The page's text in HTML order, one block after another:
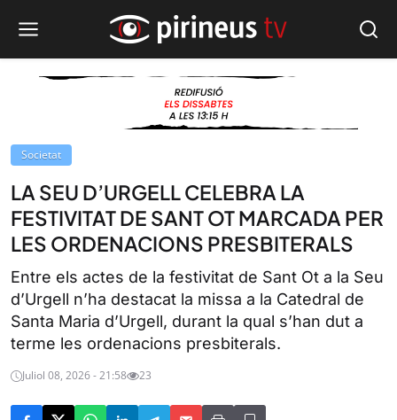
Societat
LA SEU D’URGELL CELEBRA LA
FESTIVITAT DE SANT OT MARCADA PER
LES ORDENACIONS PRESBITERALS
Entre els actes de la festivitat de Sant Ot a la Seu
d’Urgell n’ha destacat la missa a la Catedral de
Santa Maria d’Urgell, durant la qual s’han dut a
terme les ordenacions presbiterals.
Juliol 08, 2026 - 21:58 23